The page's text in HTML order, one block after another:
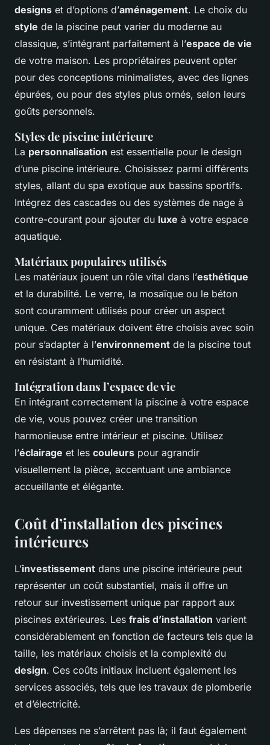
designs et d’options d’aménagement. Le choix du
style de la piscine peut varier du moderne au
classique, s’intégrant parfaitement à l’espace de vie
de votre maison. Les propriétaires peuvent opter
pour des conceptions minimalistes, avec des lignes
épurées, ou pour des styles plus ornés, selon leurs
goûts personnels.
Styles de piscine intérieure
La personnalisation est essentielle pour le design
d’une piscine intérieure. Choisissez parmi différents
styles, allant du spa exotique aux bassins sportifs.
Intégrez des cascades ou des systèmes de nage à
contre-courant pour ajouter du luxe à votre espace
aquatique.
Matériaux populaires utilisés
Les matériaux jouent un rôle vital dans l’esthétique
et la durabilité. Le verre, la mosaïque ou le béton
sont couramment utilisés pour créer un aspect
unique. Ces matériaux doivent être choisis avec soin
pour s’adapter à l’environnement de la piscine tout
en résistant à l’humidité.
Intégration dans l’espace de vie
En intégrant correctement la piscine à votre espace
de vie, vous pouvez créer une transition
harmonieuse entre intérieur et piscine. Utilisez
l’éclairage et les couleurs pour agrandir
visuellement la pièce, accentuant une ambiance
accueillante et élégante.
Coût d’installation des piscines
intérieures
L’investissement dans une piscine intérieure peut
représenter un coût substantiel, mais il offre un
retour sur investissement unique par rapport aux
piscines extérieures. Les frais d’installation varient
considérablement en fonction de facteurs tels que la
taille, les matériaux choisis et la complexité du
design. Ces coûts initiaux incluent également les
services associés, tels que les travaux de plomberie
et d’électricité.
Les dépenses ne s’arrêtent pas là; il faut également